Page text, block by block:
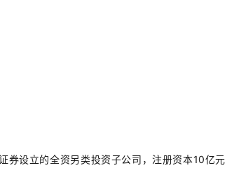
设立的全资另类投资子公司，注册资本10亿